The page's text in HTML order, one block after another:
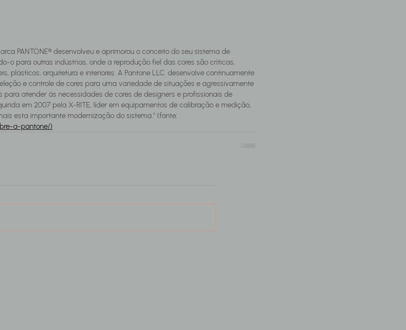
PANTONE® desenvolveu e aprimorou o conceito do seu sistema de
o para outras indústrias, onde a reprodução fiel das cores são críticas,
plásticos, arquitetura e interiores. A Pantone LLC. desenvolve continuamente
e controle de cores para uma variedade de situações e agressivamente
atender às necessidades de cores de designers e profissionais de
em 2007 pela X-RITE, líder em equipamentos de calibração e medição,
esta importante modernização do sistema." (fonte:
a-pantone/)